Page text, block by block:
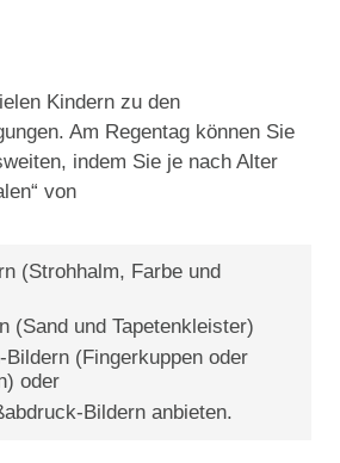
Kindern zu den
Am Regentag können Sie
indem Sie je nach Alter
von
(Strohhalm, Farbe und
(Sand und Tapetenkleister)
Bildern (Fingerkuppen oder
oder
Bildern anbieten.